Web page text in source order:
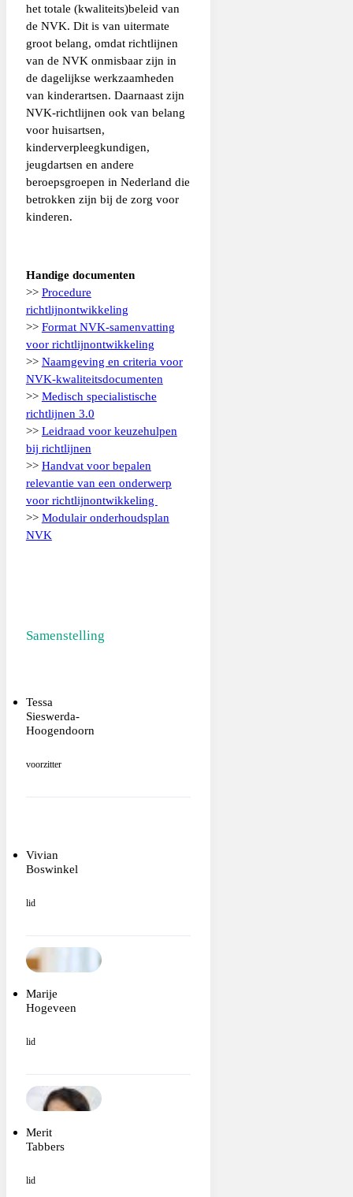
het totale (kwaliteits)beleid van
de NVK. Dit is van uitermate
groot belang, omdat richtlijnen
van de NVK onmisbaar zijn in
de dagelijkse werkzaamheden
van kinderartsen. Daarnaast zijn
NVK-richtlijnen ook van belang
voor huisartsen,
kinderverpleegkundigen,
jeugdartsen en andere
beroepsgroepen in Nederland die
betrokken zijn bij de zorg voor
kinderen.
Handige documenten
>> Procedure
richtlijnontwikkeling
>> Format NVK-samenvatting
voor richtlijnontwikkeling
>> Naamgeving en criteria voor
NVK-kwaliteitsdocumenten
>> Medisch specialistische
richtlijnen 3.0
>> Leidraad voor keuzehulpen
bij richtlijnen
>> Handvat voor bepalen
relevantie van een onderwerp
voor richtlijnontwikkeling
>> Modulair onderhoudsplan
NVK
Samenstelling
Tessa
Sieswerda-
Hoogendoorn
voorzitter
Vivian
Boswinkel
lid
Marije
Hogeveen
lid
Merit
Tabbers
lid